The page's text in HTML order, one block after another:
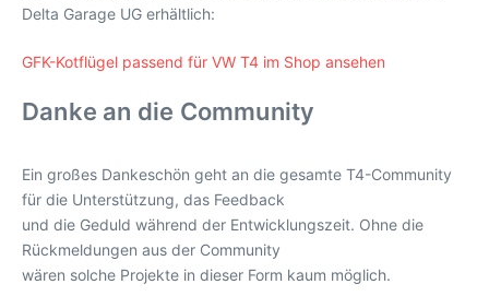
Delta Garage UG erhältlich:
GFK-Kotflügel passend für VW T4 im Shop ansehen
Danke an die Community
Ein großes Dankeschön geht an die gesamte T4-Community
für die Unterstützung, das Feedback
und die Geduld während der Entwicklungszeit. Ohne die
Rückmeldungen aus der Community
wären solche Projekte in dieser Form kaum möglich.